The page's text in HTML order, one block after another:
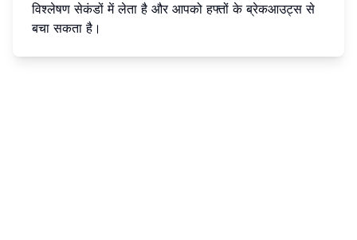
विश्लेषण सेकंडों में लेता है और आपको हफ्तों के ब्रेकआउट्स से
बचा सकता है।